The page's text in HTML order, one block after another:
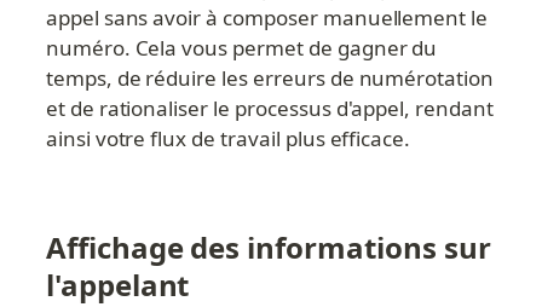
appel sans avoir à composer manuellement le
numéro. Cela vous permet de gagner du
temps, de réduire les erreurs de numérotation
et de rationaliser le processus d'appel, rendant
ainsi votre flux de travail plus efficace.
Affichage des informations sur
l'appelant